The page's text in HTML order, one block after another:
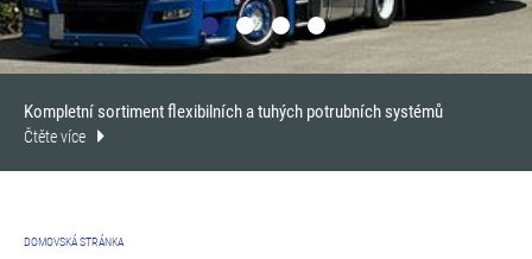
Kompletní sortiment flexibilních a tuhých potrubních systémů
Čtěte více
DOMOVSKÁ STRÁNKA